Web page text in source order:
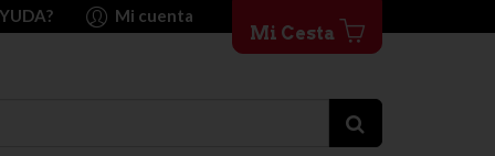
Mi cuenta
Mi Cesta